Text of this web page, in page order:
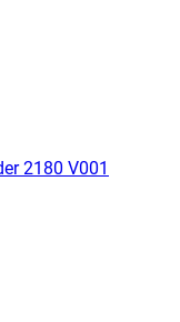
2180 V001